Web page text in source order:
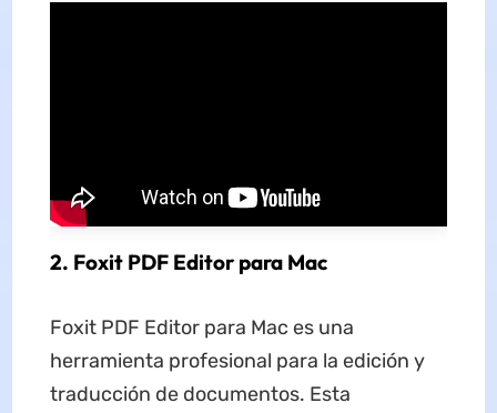
2. Foxit PDF Editor para Mac
Foxit PDF Editor para Mac es una
herramienta profesional para la edición y
traducción de documentos. Esta